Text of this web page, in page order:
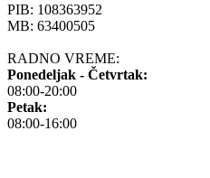
PIB: 108363952
MB: 63400505
RADNO VREME:
Ponedeljak - Četvrtak:
08:00-20:00
Petak:
08:00-16:00